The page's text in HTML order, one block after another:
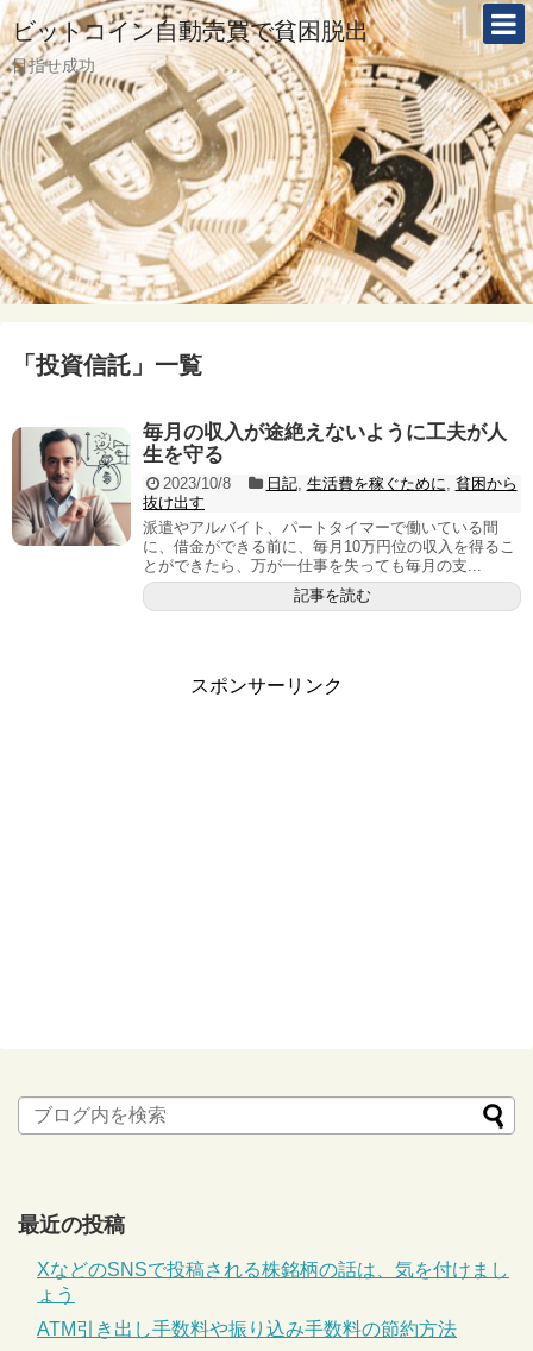
ビットコイン自動売買で貧困脱出
目指せ成功
「 投資信託 」 一覧
毎月の収入が途絶えないように工夫が人
生を守る
2023/10/8 日記, 生活費を稼ぐために 貧困から
抜け出す
派遣やアルバイト、パートタイマーで働いている間
に、借金ができる前に、毎月10万円位の収入を得るこ
とができたら、万が一仕事を失っても毎月の支...
記事を読む
スポンサーリンク
最近の投稿
XなどのSNSで投稿される株銘柄の話は、気を付けまし
ょう
ATM引き出し手数料や振り込み手数料の節約方法